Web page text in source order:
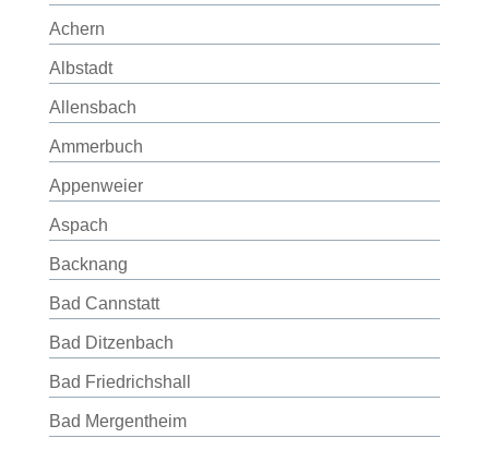
Achern
Albstadt
Allensbach
Ammerbuch
Appenweier
Aspach
Backnang
Bad Cannstatt
Bad Ditzenbach
Bad Friedrichshall
Bad Mergentheim